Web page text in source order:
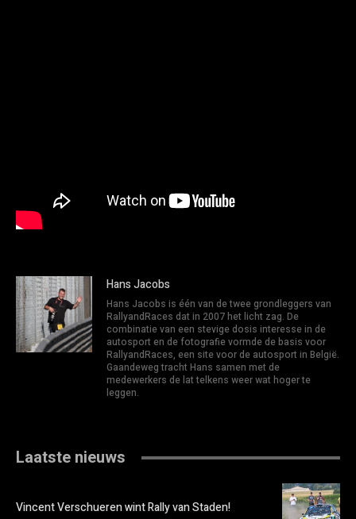
Hans Jacobs
Hans Jacobs is één van de twee grondleggers van
RallyandRaces dat in 2007 het licht zag. De
combinatie van een stevige dosis interesse in de
autosport en de fotografie vormde de basis voor
RallyandRaces, een site voor de autosport in België.
Gaandeweg tracht Hans samen met de
medewerkers de lat telkens weer wat hoger te
leggen.
Laatste nieuws
Vincent Verschueren wint Rally van Staden!